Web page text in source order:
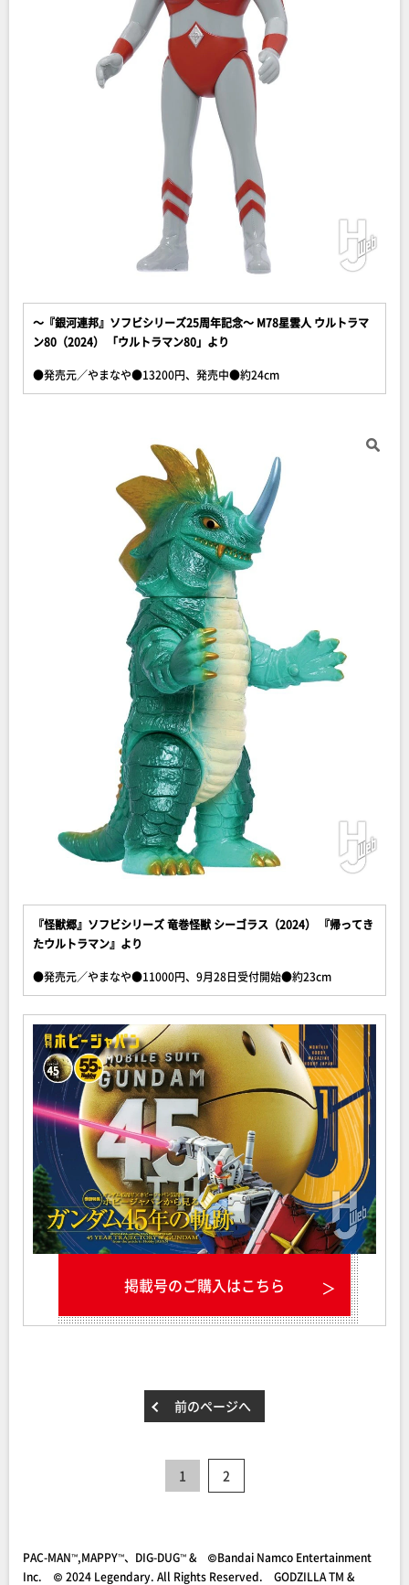
～『銀河連邦』ソフビシリーズ25周年記念～ M78星雲人 ウルトラマ
ン80（2024） 「ウルトラマン80」より
●発売元／やまなや●13200円、発売中●約24cm
『怪獣郷』ソフビシリーズ 竜巻怪獣 シーゴラス（2024） 『帰ってき
たウルトラマン』より
●発売元／やまなや●11000円、9月28日受付開始●約23cm
掲載号のご購入はこちら
前のページへ
1 2
PAC-MAN™,MAPPY™、DIG-DUG™ & ©Bandai Namco Entertainment
Inc. © 2024 Legendary. All Rights Reserved. GODZILLA TM &